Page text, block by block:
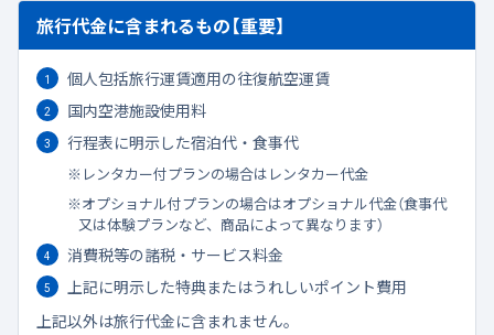
旅行代金に含まれるもの【重要】
個人包括旅行運賃適用の往復航空運賃
国内空港施設使用料
行程表に明示した宿泊代・食事代
レンタカー付プランの場合はレンタカー代金
オプショナル付プランの場合はオプショナル代金（食事代
又は体験プランなど、商品によって異なります）
消費税等の諸税・サービス料金
上記に明示した特典またはうれしいポイント費用
上記以外は旅行代金に含まれません。